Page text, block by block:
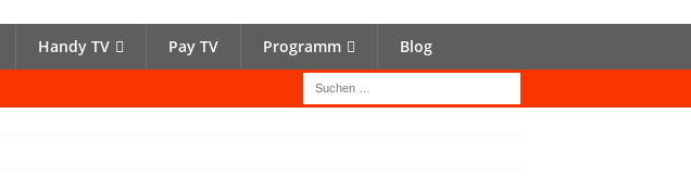
Handy TV Pay TV Programm Blog